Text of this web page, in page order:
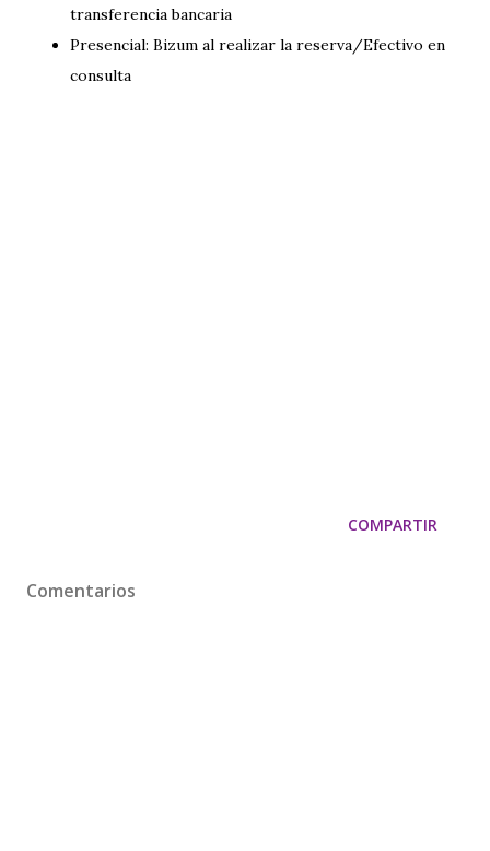
transferencia bancaria
Presencial: Bizum al realizar la reserva/Efectivo en
consulta
COMPARTIR
Comentarios